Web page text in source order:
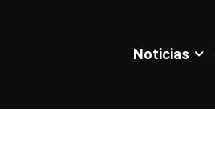
Noticias